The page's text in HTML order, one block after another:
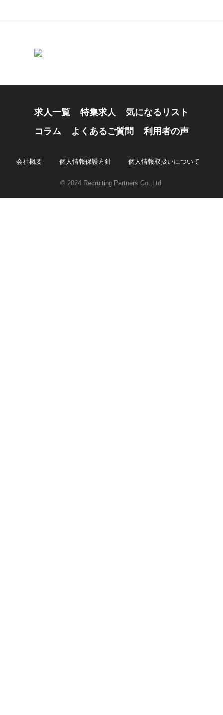
求人一覧 特集求人
気になるリスト
コラム
よくあるご質問 利用者の声
会社概要 個人情報保護方針 個人情報取扱いについて
© 2024 Recruiting Partners Co.,Ltd.